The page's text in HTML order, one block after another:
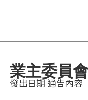
業主委員
發出日期 通告內容